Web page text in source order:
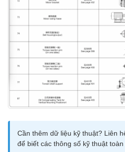
Cần thêm dữ liệu kỹ thuật? Liên
để biết các thông số kỹ thuật